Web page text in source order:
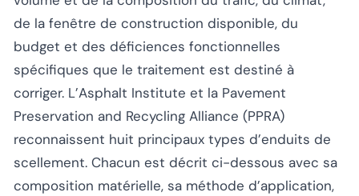
de la fenêtre de construction disponible, du
budget et des déficiences fonctionnelles
spécifiques que le traitement est destiné à
corriger. L’Asphalt Institute et la Pavement
Preservation and Recycling Alliance (PPRA)
reconnaissent huit principaux types d’enduits de
scellement. Chacun est décrit ci-dessous avec sa
composition matérielle, sa méthode d’application,